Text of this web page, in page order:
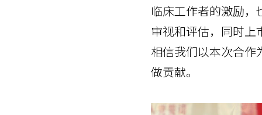
临床工作者的激励
审视和评估，同时
相信我们以本次合
做贡献。